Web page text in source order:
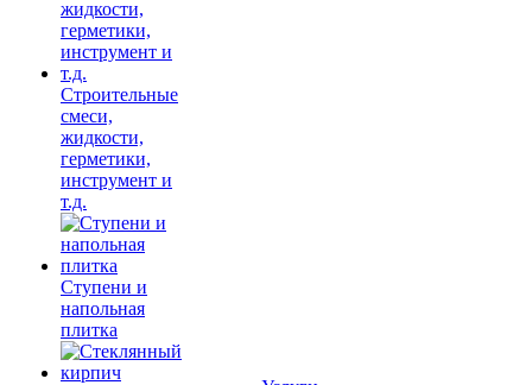
Строительные
смеси,
жидкости,
герметики,
инструмент и
т.д.
Ступени и
напольная
плитка